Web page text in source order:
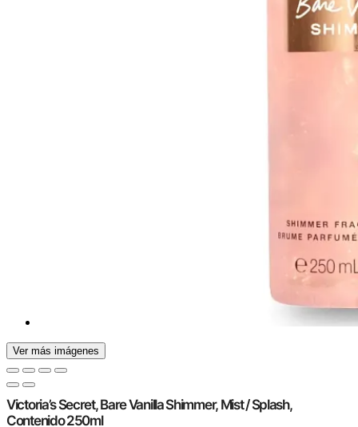
Ver más imágenes
Victoria’s Secret, Bare Vanilla Shimmer, Mist / Splash,
Contenido 250ml